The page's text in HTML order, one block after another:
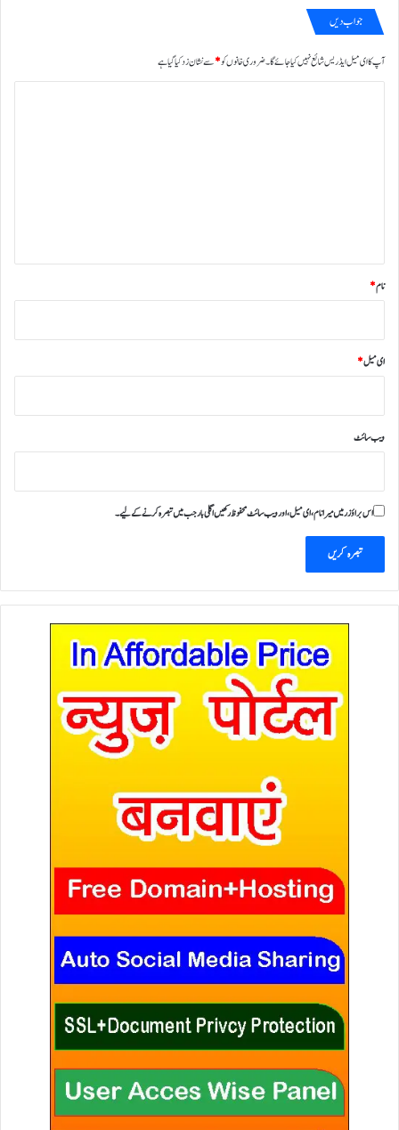
جواب دیں
آپ کا ای میل ایڈریس شائع نہیں کیا جائے گا۔ضروری خانوں کو*سے نشان زد کیا گیا ہے
نام*
ای میل*
ویب‌ سائٹ
اس براؤزر میں میرا نام، ای میل، اور ویب سائٹ محفوظ رکھیں اگلی بار جب میں تبصرہ کرنے کےلیے۔